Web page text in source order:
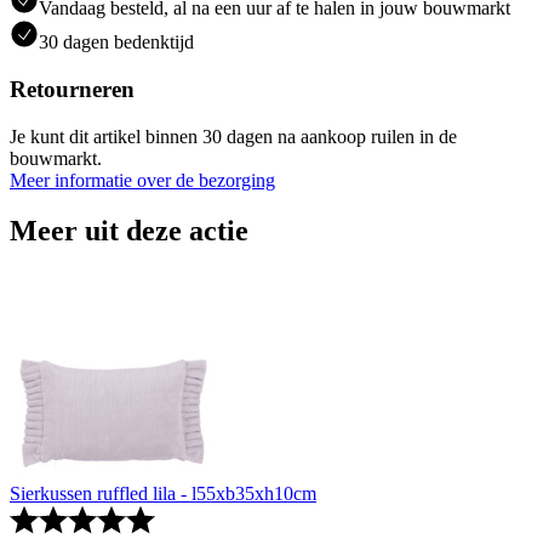
Vandaag besteld, al na een uur af te halen in jouw bouwmarkt
30 dagen bedenktijd
Retourneren
Je kunt dit artikel binnen 30 dagen na aankoop ruilen in de
bouwmarkt.
Meer informatie over de bezorging
Meer uit deze actie
Sierkussen ruffled lila - l55xb35xh10cm